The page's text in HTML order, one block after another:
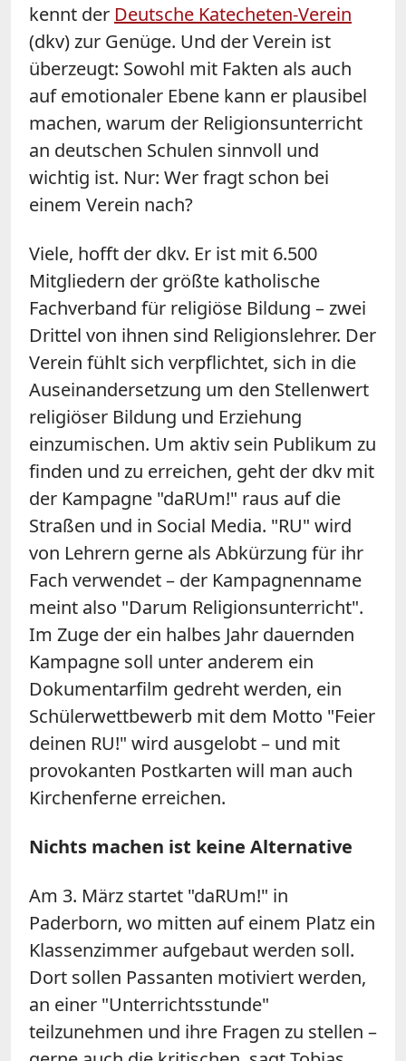
kennt der Deutsche Katecheten-Verein
(dkv) zur Genüge. Und der Verein ist
überzeugt: Sowohl mit Fakten als auch
auf emotionaler Ebene kann er plausibel
machen, warum der Religionsunterricht
an deutschen Schulen sinnvoll und
wichtig ist. Nur: Wer fragt schon bei
einem Verein nach?
Viele, hofft der dkv. Er ist mit 6.500
Mitgliedern der größte katholische
Fachverband für religiöse Bildung – zwei
Drittel von ihnen sind Religionslehrer. Der
Verein fühlt sich verpflichtet, sich in die
Auseinandersetzung um den Stellenwert
religiöser Bildung und Erziehung
einzumischen. Um aktiv sein Publikum zu
finden und zu erreichen, geht der dkv mit
der Kampagne "daRUm!" raus auf die
Straßen und in Social Media. "RU" wird
von Lehrern gerne als Abkürzung für ihr
Fach verwendet – der Kampagnenname
meint also "Darum Religionsunterricht".
Im Zuge der ein halbes Jahr dauernden
Kampagne soll unter anderem ein
Dokumentarfilm gedreht werden, ein
Schülerwettbewerb mit dem Motto "Feier
deinen RU!" wird ausgelobt – und mit
provokanten Postkarten will man auch
Kirchenferne erreichen.
Nichts machen ist keine Alternative
Am 3. März startet "daRUm!" in
Paderborn, wo mitten auf einem Platz ein
Klassenzimmer aufgebaut werden soll.
Dort sollen Passanten motiviert werden,
an einer "Unterrichtsstunde"
teilzunehmen und ihre Fragen zu stellen –